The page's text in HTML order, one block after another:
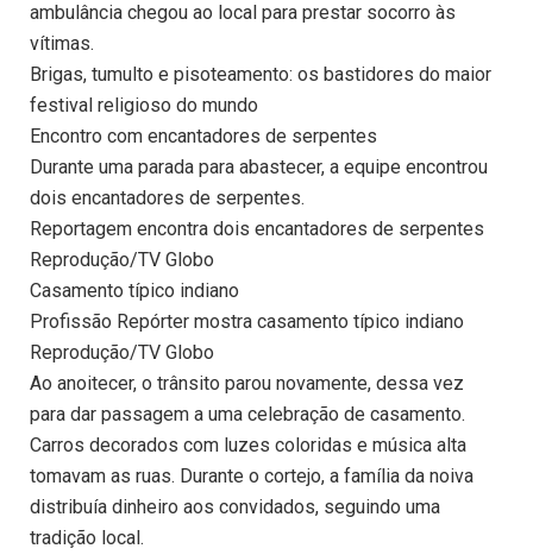
ambulância chegou ao local para prestar socorro às
vítimas.
Brigas, tumulto e pisoteamento: os bastidores do maior
festival religioso do mundo
Encontro com encantadores de serpentes
Durante uma parada para abastecer, a equipe encontrou
dois encantadores de serpentes.
Reportagem encontra dois encantadores de serpentes
Reprodução/TV Globo
Casamento típico indiano
Profissão Repórter mostra casamento típico indiano
Reprodução/TV Globo
Ao anoitecer, o trânsito parou novamente, dessa vez
para dar passagem a uma celebração de casamento.
Carros decorados com luzes coloridas e música alta
tomavam as ruas. Durante o cortejo, a família da noiva
distribuía dinheiro aos convidados, seguindo uma
tradição local.